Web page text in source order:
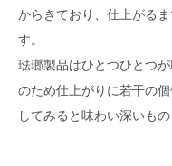
からきており、仕上がる
す。
琺瑯製品はひとつひとつ
のため仕上がりに若干の
してみると味わい深いもの